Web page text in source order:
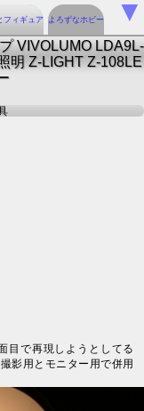
フィギュア よろずなホビー
VIVOLUMO LDA9L-
明 Z-LIGHT Z-108LE
目で再現しようとしてる
影用とモニター用で併用
▼